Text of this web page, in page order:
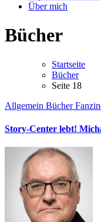
Über mich
Bücher
Startseite
Bücher
Seite 18
Allgemein Bücher
Story-Center lebt!